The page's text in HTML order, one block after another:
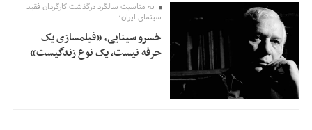
به مناسبت سالگرد درگذشت کارگردان فقید
سینمای ایران؛
خسرو سینایی، «فیلمسازی یک
حرفه نیست، یک نوع زندگیست»